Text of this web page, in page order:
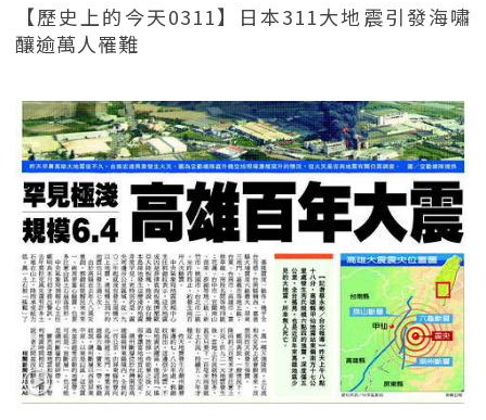
【歷史上的今天0311】日本311大地震引發海嘯
釀逾萬人罹難